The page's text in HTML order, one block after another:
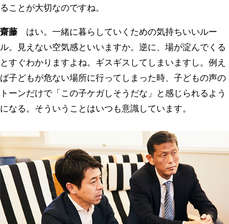
ることが大切なのですね。
齋藤 はい。一緒に暮らしていくための気持ちいいルー
ル。見えない空気感といいますか。逆に、場が淀んでくる
とすぐわかりますよね。ギスギスしてしまいますし。例え
ば子どもが危ない場所に行ってしまった時、子どもの声の
トーンだけで「この子ケガしそうだな」と感じられるよう
になる。そういうことはいつも意識しています。